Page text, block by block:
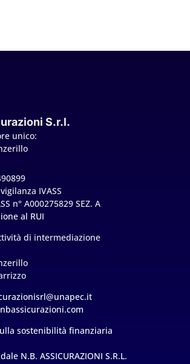
S.r.l.
unico:
IVASS
n° A000275829 SEZ. A
al RUI
di intermediazione
sostenibilità finanziaria
N.B. ASSICURAZIONI S.R.L.